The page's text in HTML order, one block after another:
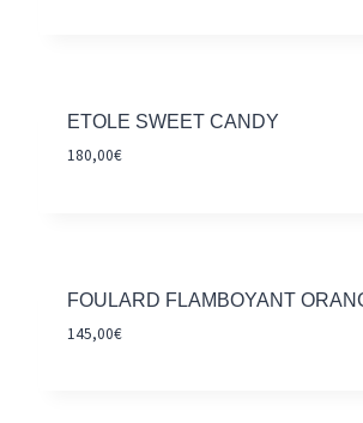
ETOLE SWEET CANDY
180,00€
FOULARD FLAMBOYANT
145,00€